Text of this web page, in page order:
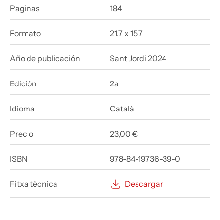
Paginas 184
Formato 21.7 x 15.7
Año de publicación Sant Jordi 2024
Edición 2a
Idioma Català
Precio 23,00 €
ISBN 978-84-19736-39-0
Fitxa tècnica Descargar